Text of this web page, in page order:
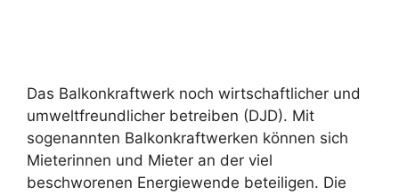
Das Balkonkraftwerk noch wirtschaftlicher und
umweltfreundlicher betreiben (DJD). Mit
sogenannten Balkonkraftwerken können sich
Mieterinnen und Mieter an der viel
beschworenen Energiewende beteiligen. Die